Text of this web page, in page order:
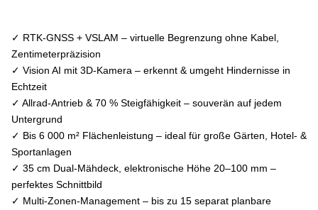
✓ RTK-GNSS + VSLAM – virtuelle Begrenzung ohne Kabel,
Zentimeterpräzision
✓ Vision AI mit 3D-Kamera – erkennt & umgeht Hindernisse in
Echtzeit
✓ Allrad-Antrieb & 70 % Steigfähigkeit – souverän auf jedem
Untergrund
✓ Bis 6 000 m² Flächenleistung – ideal für große Gärten, Hotel- &
Sportanlagen
✓ 35 cm Dual-Mähdeck, elektronische Höhe 20–100 mm –
perfektes Schnittbild
✓ Multi-Zonen-Management – bis zu 15 separat planbare